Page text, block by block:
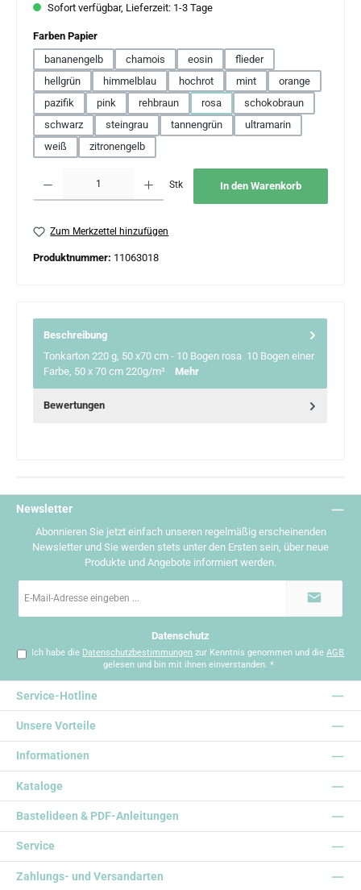
Sofort verfügbar, Lieferzeit: 1-3 Tage
Farben Papierauswählen
bananengelb
chamois eosin
flieder
hellgrün
himmelblau hochrot mint
orange
pazifik
pink rehbraun rosa
schokobraun
schwarz
steingrau tannengrün
ultramarin
weiß
zitronengelb
Stk In den Warenkorb
Zum Merkzettel hinzufügen
Produktnummer: 11063018
Beschreibung
Tonkarton 220 g, 50 x70 cm - 10 Bogen rosa 10 Bogen einer
Farbe, 50 x 70 cm 220g/m² Mehr
Bewertungen
Newsletter
Abonnieren Sie jetzt einfach unseren regelmäßig erscheinenden
Newsletter und Sie werden stets unter den Ersten sein, über neue
Produkte und Angebote informiert werden.
Mail-
Datenschutz
Ich habe die Datenschutzbestimmungen zur Kenntnis genommen und dieAGB
gelesen und bin mit ihnen einverstanden. *
Service-Hotline
Informationen
Kataloge
Bastelideen & PDF-Anleitungen
Service
Zahlungs- und Versandarten
Unsere Vorteile